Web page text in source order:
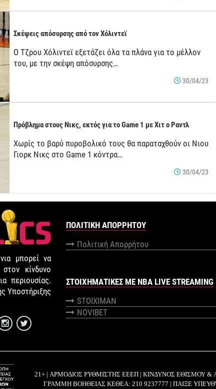
Σκέψεις απόσυρσης από τον Χόλιντεϊ
Ο Τζρου Χόλιντεϊ εξετάζει όλα τα πλάνα για το μέλλον
του, με την σκέψη απόσυρσης…
30/04/23
Πρόβλημα στους Νικς, εκτός για το Game 1 με Χιτ ο Ραντλ
Χωρίς το βαρύ πυροβολικό τους θα παραταχθούν οι Νιου
Γιορκ Νικς στο Game 1 κόντρα…
30/04/23
μπορεί να
κίνδυνο
περιουσίας.
Υποστήριξης
ΠΟΛΙΤΙΚΉ ΑΠΟΡΡΉΤΟΥ
Πολιτική Απορρήτου
ΣΤΟΙΧΗΜΑΤΙΚΕΣ ΜΕ NBA LIVE STREAMING
STOIXIMAN
NOVIBET